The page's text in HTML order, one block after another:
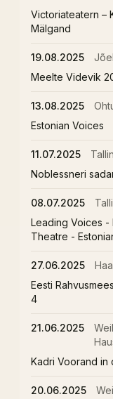
Victoriateatern –
Mälgand
19.08.2025
Meelte Videvik
13.08.2025
Estonian Voices
11.07.2025
Noblessneri
08.07.2025
Leading Voices -
Theatre -
27.06.2025
Eesti
4
21.06.2025
Kadri Voorand in
20.06.2025